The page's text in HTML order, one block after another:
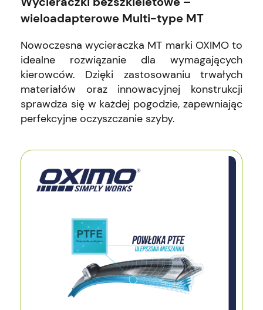
wieloadapterowe Multi-type MT
Nowoczesna wycieraczka MT marki OXIMO to
idealne rozwiązanie dla wymagających
kierowców. Dzięki zastosowaniu trwałych
materiałów oraz innowacyjnej konstrukcji
sprawdza się w każdej pogodzie, zapewniając
perfekcyjne oczyszczanie szyby.